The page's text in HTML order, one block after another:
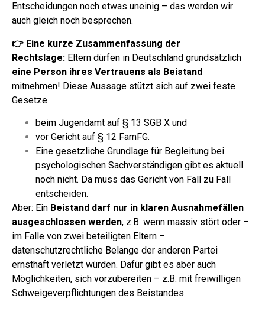
Entscheidungen noch etwas uneinig – das werden wir
auch gleich noch besprechen.
👉 Eine kurze Zusammenfassung der
Rechtslage: Eltern dürfen in Deutschland grundsätzlich
eine Person ihres Vertrauens als Beistand
mitnehmen! Diese Aussage stützt sich auf zwei feste
Gesetze
beim Jugendamt auf § 13 SGB X und
vor Gericht auf § 12 FamFG.
Eine gesetzliche Grundlage für Begleitung bei
psychologischen Sachverständigen gibt es aktuell
noch nicht. Da muss das Gericht von Fall zu Fall
entscheiden.
Aber: Ein Beistand darf nur in klaren Ausnahmefällen
ausgeschlossen werden, z.B. wenn massiv stört oder –
im Falle von zwei beteiligten Eltern –
datenschutzrechtliche Belange der anderen Partei
ernsthaft verletzt würden. Dafür gibt es aber auch
Möglichkeiten, sich vorzubereiten – z.B. mit freiwilligen
Schweigeverpflichtungen des Beistandes.